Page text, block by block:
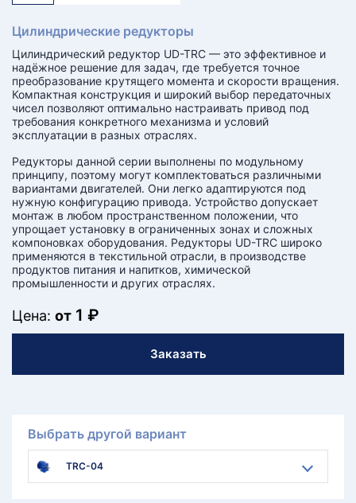
Цилиндрические редукторы
Цилиндрический редуктор UD-TRC — это эффективное и
надёжное решение для задач, где требуется точное
преобразование крутящего момента и скорости вращения.
Компактная конструкция и широкий выбор передаточных
чисел позволяют оптимально настраивать привод под
требования конкретного механизма и условий
эксплуатации в разных отраслях.
Редукторы данной серии выполнены по модульному
принципу, поэтому могут комплектоваться различными
вариантами двигателей. Они легко адаптируются под
нужную конфигурацию привода. Устройство допускает
монтаж в любом пространственном положении, что
упрощает установку в ограниченных зонах и сложных
компоновках оборудования. Редукторы UD-TRC широко
применяются в текстильной отрасли, в производстве
продуктов питания и напитков, химической
промышленности и других отраслях.
Цена: от 1 ₽
Заказать
Выбрать другой вариант
TRC-04